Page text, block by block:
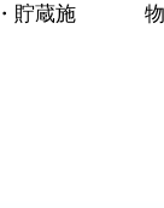
貯蔵施